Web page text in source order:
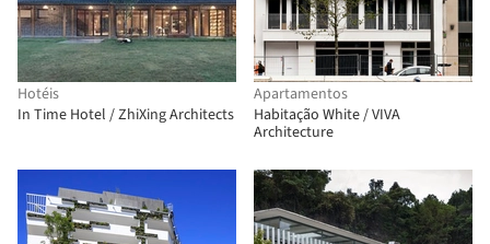
Hotéis
In Time Hotel / ZhiXing Architects
Apartamentos
Habitação White / VIVA
Architecture